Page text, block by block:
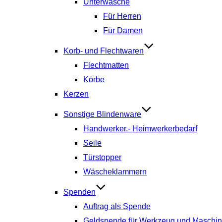
Unterwäsche
Für Herren
Für Damen
Korb- und Flechtwaren
Flechtmatten
Körbe
Kerzen
Sonstige Blindenware
Handwerker.- Heimwerkerbedarf
Seile
Türstopper
Wäscheklammern
Spenden
Auftrag als Spende